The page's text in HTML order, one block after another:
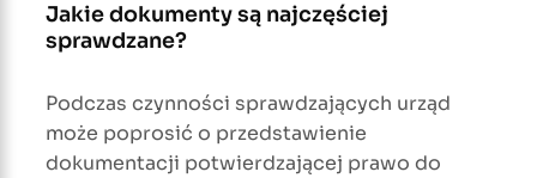
Jakie dokumenty są najczęściej
sprawdzane?
Podczas czynności sprawdzających urząd
może poprosić o przedstawienie
dokumentacji potwierdzającej prawo do